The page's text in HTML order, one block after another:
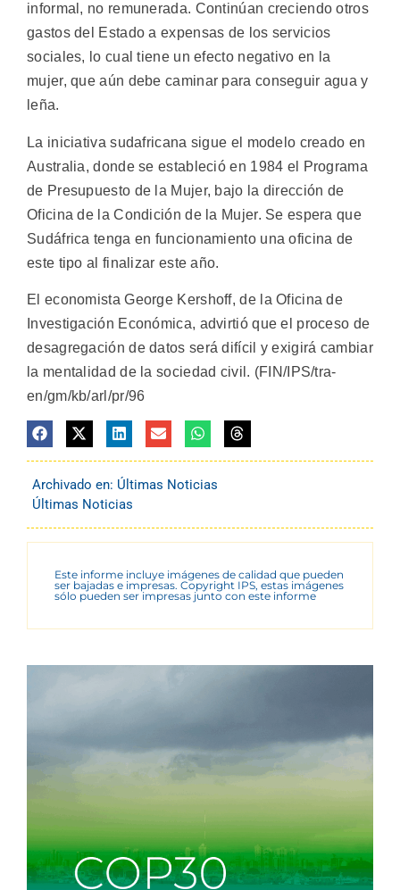
informal, no remunerada. Continúan creciendo otros
gastos del Estado a expensas de los servicios
sociales, lo cual tiene un efecto negativo en la
mujer, que aún debe caminar para conseguir agua y
leña.
La iniciativa sudafricana sigue el modelo creado en
Australia, donde se estableció en 1984 el Programa
de Presupuesto de la Mujer, bajo la dirección de
Oficina de la Condición de la Mujer. Se espera que
Sudáfrica tenga en funcionamiento una oficina de
este tipo al finalizar este año.
El economista George Kershoff, de la Oficina de
Investigación Económica, advirtió que el proceso de
desagregación de datos será difícil y exigirá cambiar
la mentalidad de la sociedad civil. (FIN/IPS/tra-
en/gm/kb/arl/pr/96
Archivado en: Últimas Noticias
Últimas Noticias
Este informe incluye imágenes de calidad que pueden
ser bajadas e impresas. Copyright IPS, estas imágenes
sólo pueden ser impresas junto con este informe